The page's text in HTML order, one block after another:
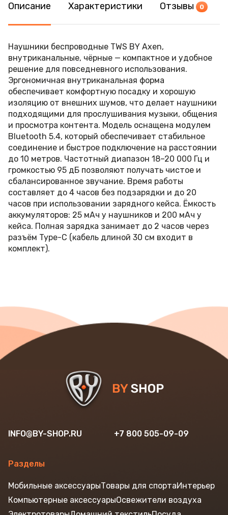
Описание Характеристики Отзывы 0
Наушники беспроводные TWS BY Axen,
внутриканальные, чёрные — компактное и удобное
решение для повседневного использования.
Эргономичная внутриканальная форма
обеспечивает комфортную посадку и хорошую
изоляцию от внешних шумов, что делает наушники
подходящими для прослушивания музыки, общения
и просмотра контента. Модель оснащена модулем
Bluetooth 5.4, который обеспечивает стабильное
соединение и быстрое подключение на расстоянии
до 10 метров. Частотный диапазон 18–20 000 Гц и
громкостью 95 дБ позволяют получать чистое и
сбалансированное звучание. Время работы
составляет до 4 часов без подзарядки и до 20
часов при использовании зарядного кейса. Ёмкость
аккумуляторов: 25 мАч у наушников и 200 мАч у
кейса. Полная зарядка занимает до 2 часов через
разъём Type-C (кабель длиной 30 см входит в
комплект).
INFO@BY-SHOP.RU +7 800 505-09-09
Разделы
Мобильные аксессуарыТовары для спортаИнтерьер
Компьютерные аксессуарыОсвежители воздуха